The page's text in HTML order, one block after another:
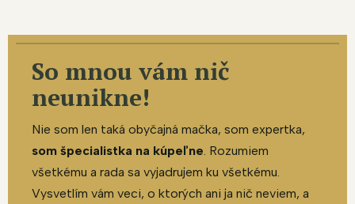
So mnou vám nič
neunikne!
Nie som len taká obyčajná mačka, som expertka,
som špecialistka na kúpeľne. Rozumiem
všetkému a rada sa vyjadrujem ku všetkému.
Vysvetlím vám veci, o ktorých ani ja nič neviem, a